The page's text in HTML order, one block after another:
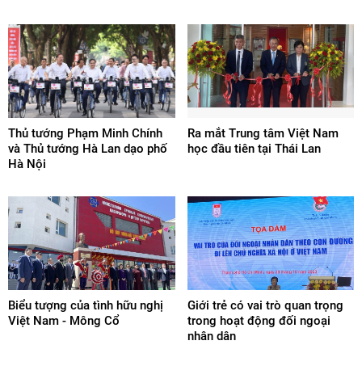
Thủ tướng Phạm Minh Chính
và Thủ tướng Hà Lan dạo phố
Hà Nội
Ra mắt Trung tâm Việt Nam
học đầu tiên tại Thái Lan
Biểu tượng của tình hữu nghị
Việt Nam - Mông Cổ
Giới trẻ có vai trò quan trọng
trong hoạt động đối ngoại
nhân dân